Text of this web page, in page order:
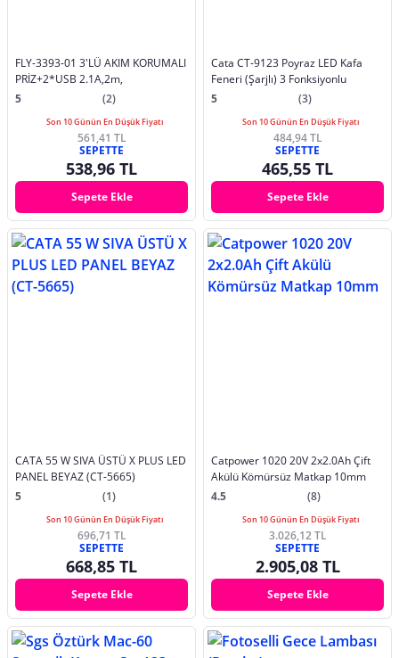
FLY-3393-01 3'LÜ AKIM KORUMALI
PRİZ+2*USB 2.1A,2m,
5
(2)
Son 10 Günün En Düşük Fiyatı
561,41 TL
SEPETTE
538,96 TL
Sepete Ekle
Cata CT-9123 Poyraz LED Kafa
Feneri (Şarjlı) 3 Fonksiyonlu
5
(3)
Son 10 Günün En Düşük Fiyatı
484,94 TL
SEPETTE
465,55 TL
Sepete Ekle
CATA 55 W SIVA ÜSTÜ X PLUS LED
PANEL BEYAZ (CT-5665)
5
(1)
Son 10 Günün En Düşük Fiyatı
696,71 TL
SEPETTE
668,85 TL
Sepete Ekle
Catpower 1020 20V 2x2.0Ah Çift
Akülü Kömürsüz Matkap 10mm
4.5
(8)
Son 10 Günün En Düşük Fiyatı
3.026,12 TL
SEPETTE
2.905,08 TL
Sepete Ekle